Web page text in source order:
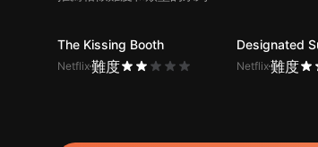
The Kissing Booth
Netflix難度
Designated
Netflix難度